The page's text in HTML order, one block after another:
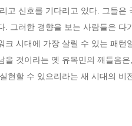
고 신호를 기다리고 있다. 그들
. 그러한 경향을 보는 사람들은
크 시대에 가장 살릴 수 있는 패
을 것이라는 옛 유목민의 깨들음
현할 수 있으리라는 새 시대의